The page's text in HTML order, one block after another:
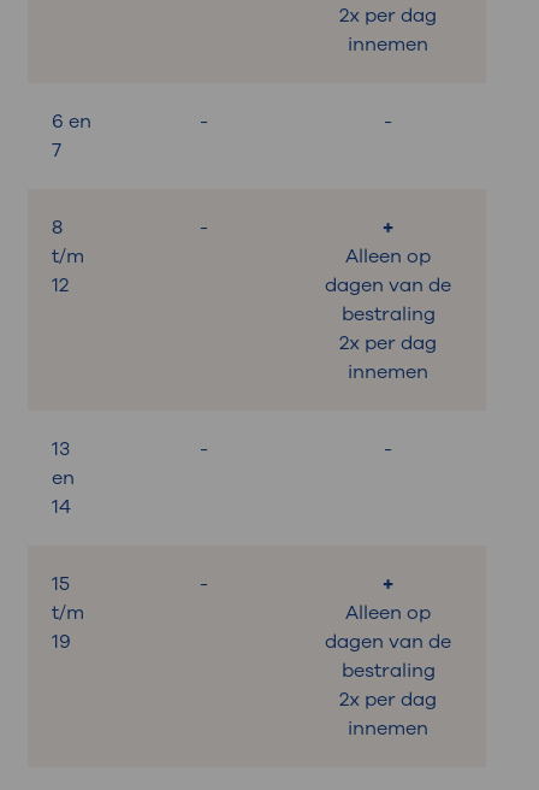
2x per dag
innemen
6 en
7
- -
8
t/m
12
-
+
Alleen op
dagen van de
bestraling
2x per dag
innemen
13
en
14
- -
15
t/m
19
-
+
Alleen op
dagen van de
bestraling
2x per dag
innemen